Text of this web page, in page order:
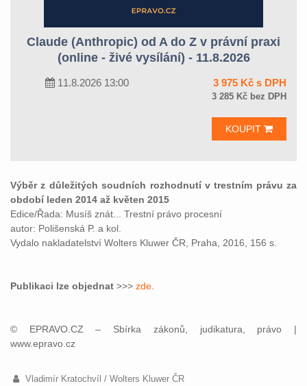
Claude (Anthropic) od A do Z v právní praxi
(online - živé vysílání) - 11.8.2026
11.8.2026 13:00 3 975 Kč s DPH
3 285 Kč bez DPH
KOUPIT
Výběr z důležitých soudních rozhodnutí v trestním právu za
období leden 2014 až květen 2015
Edice/Řada: Musíš znát... Trestní právo procesní
autor: Polišenská P. a kol.
Vydalo nakladatelství Wolters Kluwer ČR, Praha, 2016, 156 s.
Publikaci lze objednat >>> zde
© EPRAVO.CZ – Sbírka zákonů, judikatura, právo |
www.epravo.cz
Vladimír Kratochvíl / Wolters Kluwer ČR